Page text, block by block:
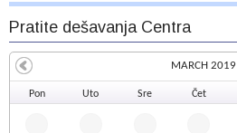
Pratite dešavanja Centra
Pon Uto Sre Čet
MARCH 2019